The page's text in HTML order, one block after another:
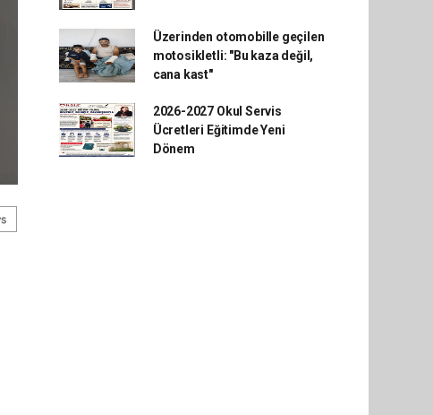
Üzerinden otomobille geçilen
motosikletli: "Bu kaza değil,
cana kast"
2026-2027 Okul Servis
Ücretleri Eğitimde Yeni
Dönem